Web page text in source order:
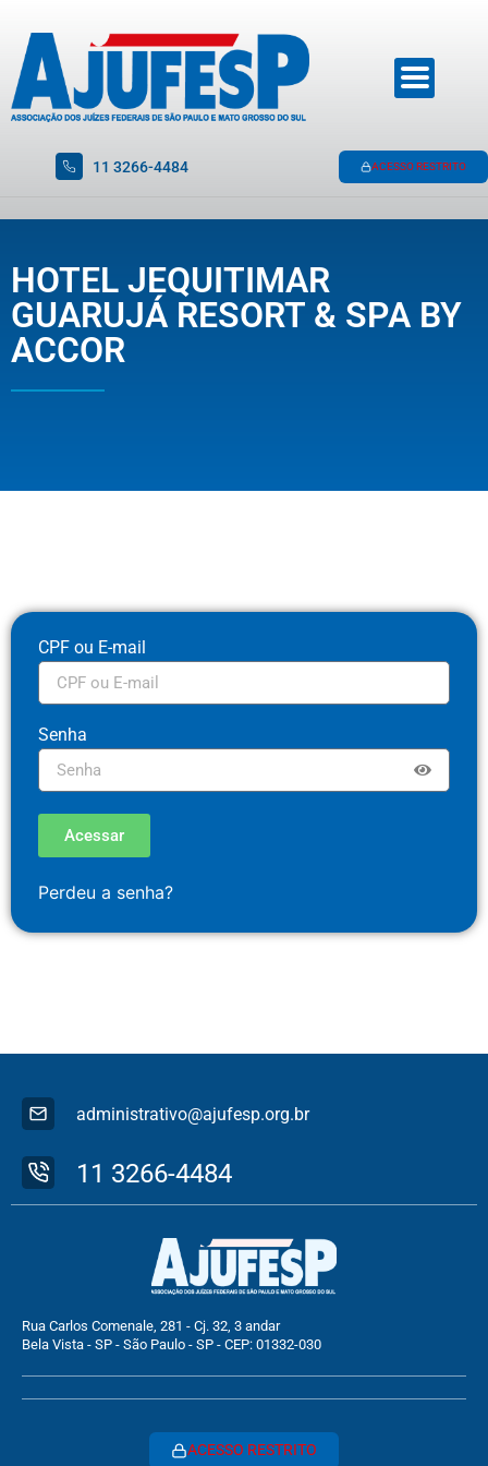
11 3266-4484 ACESSO RESTRITO
HOTEL JEQUITIMAR
GUARUJÁ RESORT & SPA BY
ACCOR
CPF ou E-mail
Senha
Acessar
Perdeu a senha?
administrativo@ajufesp.org.br
11 3266-4484
Rua Carlos Comenale, 281 - Cj. 32, 3 andar
Bela Vista - SP - São Paulo - SP - CEP: 01332-030
ACESSO RESTRITO